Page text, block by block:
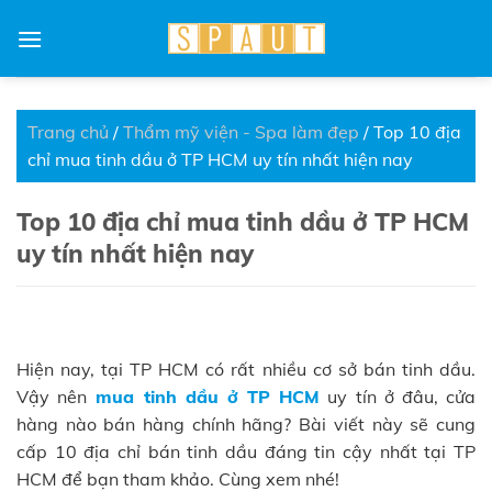
Trang chủ / Thẩm mỹ viện - Spa làm đẹp / Top 10 địa
chỉ mua tinh dầu ở TP HCM uy tín nhất hiện nay
Top 10 địa chỉ mua tinh dầu ở TP HCM
uy tín nhất hiện nay
Hiện nay, tại TP HCM có rất nhiều cơ sở bán tinh dầu.
Vậy nên mua tinh dầu ở TP HCM uy tín ở đâu, cửa
hàng nào bán hàng chính hãng? Bài viết này sẽ cung
cấp 10 địa chỉ bán tinh dầu đáng tin cậy nhất tại TP
HCM để bạn tham khảo. Cùng xem nhé!